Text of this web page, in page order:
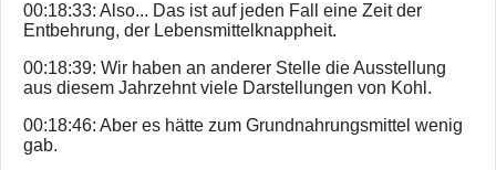
00:18:33: Also... Das ist auf jeden Fall eine Zeit der
Entbehrung, der Lebensmittelknappheit.
00:18:39: Wir haben an anderer Stelle die Ausstellung
aus diesem Jahrzehnt viele Darstellungen von Kohl.
00:18:46: Aber es hätte zum Grundnahrungsmittel wenig
gab.